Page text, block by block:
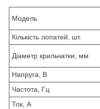
Модель
Кількість лопатей, шт.
Діаметр крильчатки, мм
Напруга, В
Частота, Гц
Ток, А